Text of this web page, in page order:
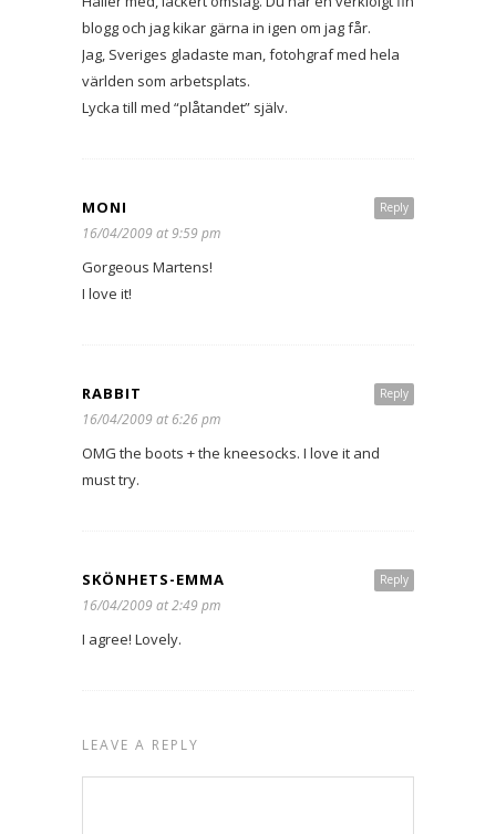
blogg och jag kikar gärna in igen om jag får.
Jag, Sveriges gladaste man, fotohgraf med hela
världen som arbetsplats.
Lycka till med “plåtandet” själv.
Reply
MONI
16/04/2009 at 9:59 pm
Gorgeous Martens!
I love it!
Reply
RABBIT
16/04/2009 at 6:26 pm
OMG the boots + the kneesocks. I love it and
must try.
Reply
SKÖNHETS-EMMA
16/04/2009 at 2:49 pm
I agree! Lovely.
LEAVE A REPLY